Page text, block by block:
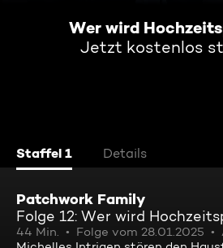
Wer wird
Jetzt kostenlos
Staffel 1 Details
Patchwork Family
Folge 12: Wer wird
44 Min. Folge vom 28.01.2025